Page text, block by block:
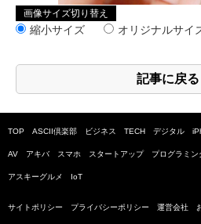
画像サイズ切り替え
縮小サイズ オリジナルサイ
記事に戻る
TOP ASCII倶楽部 ビジネス TECH デジタル
AV アキバ スマホ スタートアップ プログラミン
アスキーグルメ IoT
サイトポリシー プライバシーポリシー 運営会社